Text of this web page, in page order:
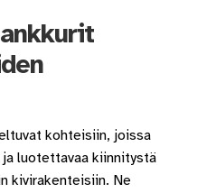
kohteisiin, joissa
luotettavaa kiinnitystä
kivirakenteisiin. Ne